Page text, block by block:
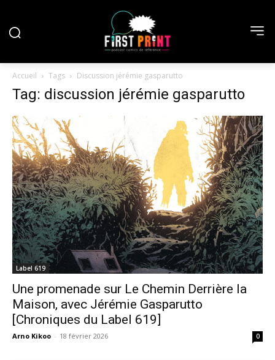
Accueil Tags Discussion jérémie gasparutto
Tag: discussion jérémie gasparutto
Label 619
Une promenade sur Le Chemin Derrière la
Maison, avec Jérémie Gasparutto
[Chroniques du Label 619]
Arno Kikoo - 18 février 2026 0